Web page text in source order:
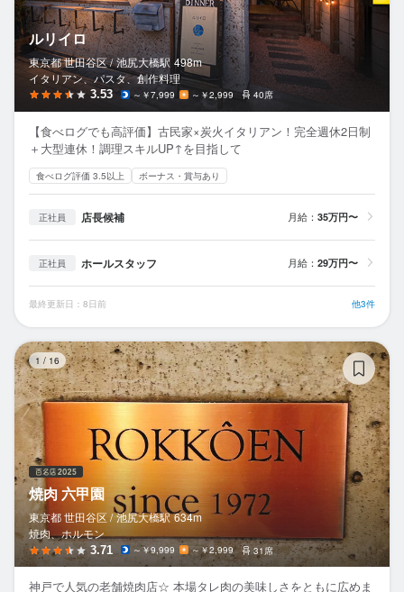
ルリイロ
東京都 世田谷区 / 池尻大橋駅 498m
イタリアン、パスタ、創作料理
3.53 ～￥7,999 ～￥2,999 40席
【食べログでも高評価】古民家×炭火イタリアン！完全週休2日制
＋大型連休！調理スキルUP↑を目指して
食べログ評価 3.5以上 ボーナス・賞与あり
正社員 店長候補 月給： 35万円〜
正社員 ホールスタッフ 月給： 29万円〜
最終更新日：8日前 他3件
1 / 16
焼肉 六甲園
東京都 世田谷区 / 池尻大橋駅 634m
焼肉、ホルモン
3.71 ～￥9,999 ～￥2,999 31席
神戸で人気の老舗焼肉店☆ 本場タレ肉の美味しさをともに広めま